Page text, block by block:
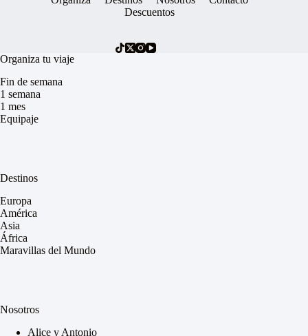
Descuentos
Organiza tu viaje
Fin de semana
1 semana
1 mes
Equipaje
Destinos
Europa
América
Asia
África
Maravillas del Mundo
Nosotros
Alice y Antonio